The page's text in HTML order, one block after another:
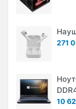
271
10